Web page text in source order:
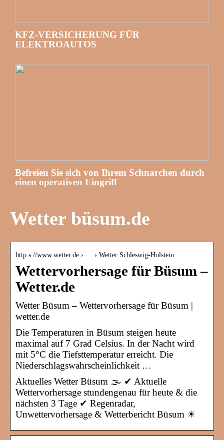
KFZ-VERSICHERUNG FÜR
ELEKTROAUTOS
Befreien Sie sich von Ihrem Schnarchen durch
einen operativen Eingriff
Wetter büsum.de
http s://www.wetter.de › … › Wetter Schleswig-Holstein
Wettervorhersage für Büsum –
Wetter.de
Wetter Büsum – Wettervorhersage für Büsum |
wetter.de
Die Temperaturen in Büsum steigen heute
maximal auf 7 Grad Celsius. In der Nacht wird
mit 5°C die Tiefsttemperatur erreicht. Die
Niederschlagswahrscheinlichkeit …
Aktuelles Wetter Büsum 🌫️ ✔ Aktuelle
Wettervorhersage stundengenau für heute & die
nächsten 3 Tage ✔ Regenradar,
Unwettervorhersage & Wetterbericht Büsum ☀